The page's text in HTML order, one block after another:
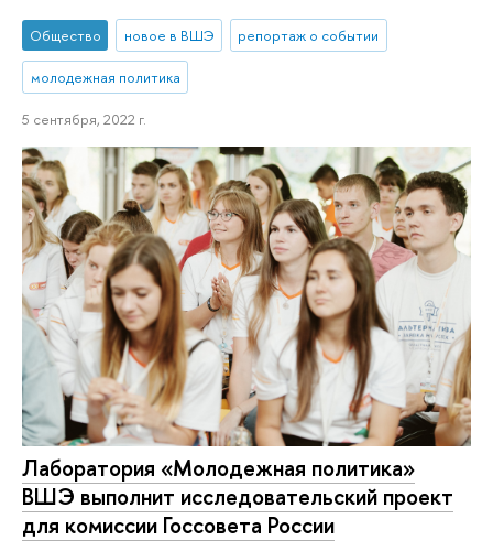
Общество новое в ВШЭ репортаж о событии
молодежная политика
5 сентября, 2022 г.
Лаборатория «Молодежная политика»
ВШЭ выполнит исследовательский проект
для комиссии Госсовета России